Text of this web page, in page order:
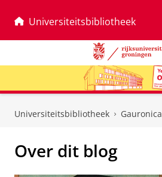
Universiteitsbibliotheek
Universiteitsbibliotheek Gauronica
Over dit blog